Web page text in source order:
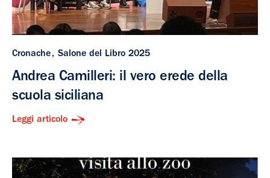
Cronache Salone del Libro 2025
Andrea Camilleri: il vero erede della
scuola siciliana
Leggi articolo